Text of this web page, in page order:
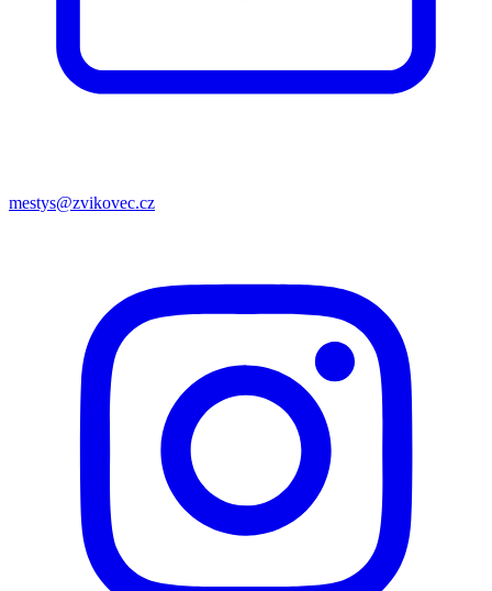
mestys@zvikovec.cz